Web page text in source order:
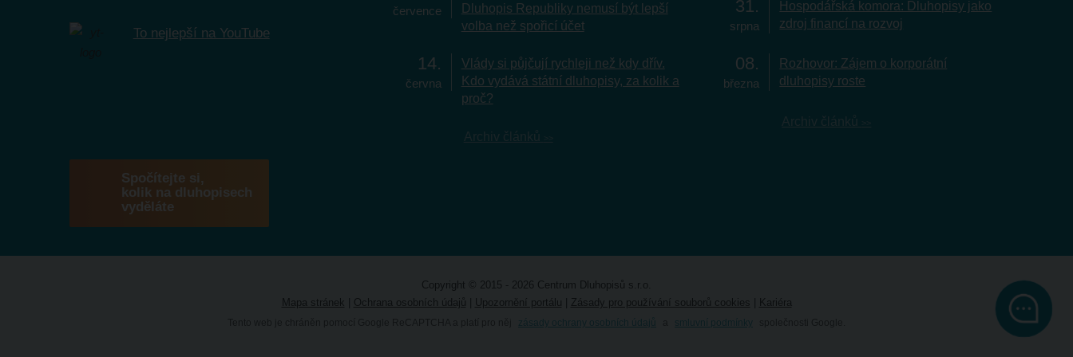
To nejlepší na YouTube
Spočítejte si,
kolik na dluhopisech
vyděláte
července
Dluhopis Republiky nemusí být lepší
volba než spořicí účet
14
června
Vlády si půjčují rychleji než kdy dřív.
Kdo vydává státní dluhopisy, za kolik a
proč?
31
srpna
Hospodářská komora: Dluhopisy jako
zdroj financí na rozvoj
08
března
Rozhovor: Zájem o korporátní
dluhopisy roste
Copyright © 2015 - 2026 Centrum Dluhopisů s.r.o.
Mapa stránek
Ochrana osobních údajů Upozornění portálu Zásady pro používání souborů cookies Kariéra
zásady ochrany osobních údajů smluvní podmínky